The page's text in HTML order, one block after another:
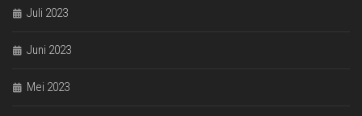
Juli 2023
Juni 2023
Mei 2023